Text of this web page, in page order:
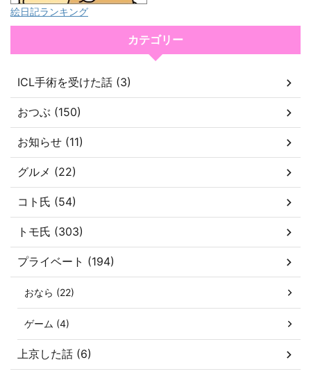
絵日記ランキング
カテゴリー
ICL手術を受けた話 (3)
おつぶ (150)
お知らせ (11)
グルメ (22)
コト氏 (54)
トモ氏 (303)
プライベート (194)
おなら (22)
ゲーム (4)
上京した話 (6)